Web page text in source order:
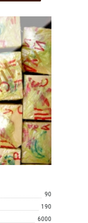
90
190
6000